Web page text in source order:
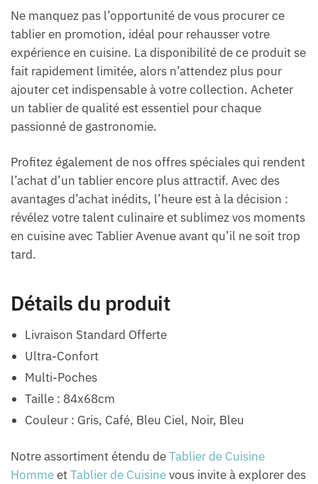
Ne manquez pas l’opportunité de vous procurer ce
tablier en promotion, idéal pour rehausser votre
expérience en cuisine. La disponibilité de ce produit se
fait rapidement limitée, alors n’attendez plus pour
ajouter cet indispensable à votre collection. Acheter
un tablier de qualité est essentiel pour chaque
passionné de gastronomie.
Profitez également de nos offres spéciales qui rendent
l’achat d’un tablier encore plus attractif. Avec des
avantages d’achat inédits, l’heure est à la décision :
révélez votre talent culinaire et sublimez vos moments
en cuisine avec Tablier Avenue avant qu’il ne soit trop
tard.
Détails du produit
Livraison Standard Offerte
Ultra-Confort
Multi-Poches
Taille : 84x68cm
Couleur : Gris, Café, Bleu Ciel, Noir, Bleu
Notre assortiment étendu deTablier de Cuisine
HommeetTablier de Cuisinevous invite à explorer des